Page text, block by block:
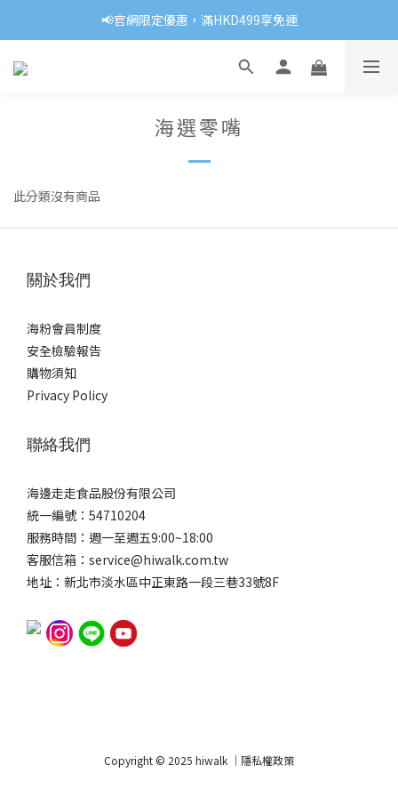
📢官網限定優惠，滿HKD499享免運
海選零嘴
此分類沒有商品
關於我們
海粉會員制度
安全檢驗報告
購物須知
Privacy Policy
聯絡我們
海邊走走食品股份有限公司
統一編號：54710204
服務時間：週一至週五9:00~18:00
客服信箱：service@hiwalk.com.tw
地址：新北市淡水區中正東路一段三巷33號8F
Copyright © 2025 hiwalk ｜隱私權政策